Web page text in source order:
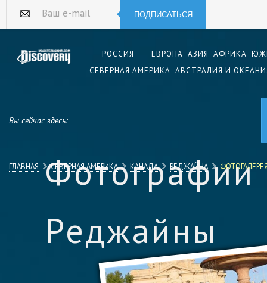
Ваш e-mail ПОДПИСАТЬСЯ
РОССИЯ ЕВРОПА АЗИЯ АФРИКА
СЕВЕРНАЯ АМЕРИКА АВСТРАЛИЯ И
Вы сейчас здесь:
ГЛАВНАЯ СЕВЕРНАЯ АМЕРИКА КАНАДА РЕДЖАЙНА
Фотографии
Реджайны